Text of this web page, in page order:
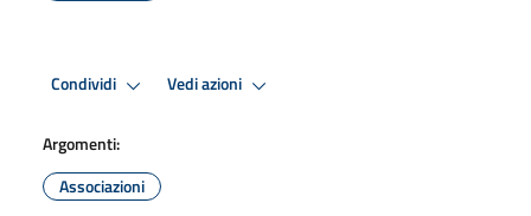
Condividi Vedi azioni
Argomenti:
Associazioni